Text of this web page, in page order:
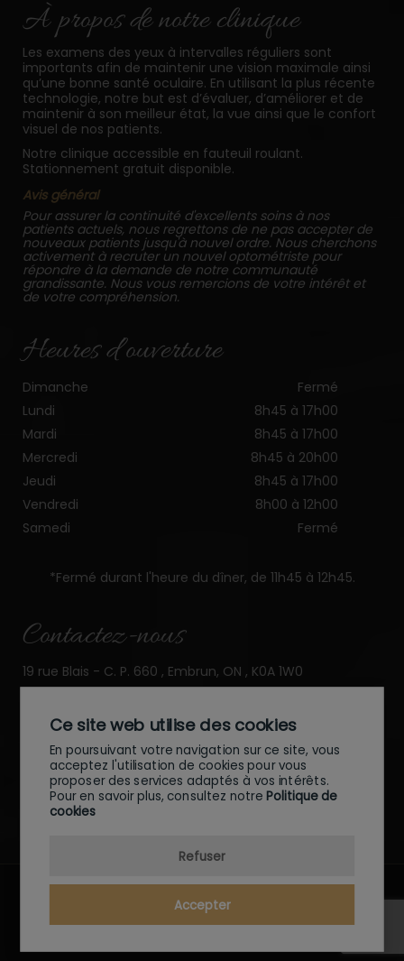
À propos de notre clinique
Les examens des yeux à intervalles réguliers sont
importants afin de maintenir une vision maximale ainsi
qu’une bonne santé oculaire. En utilisant la plus récente
technologie, notre but est d’évaluer, d’améliorer et de
maintenir à son meilleur état, la vue ainsi que le confort
visuel de nos patients.
Notre clinique accessible en fauteuil roulant.
Stationnement gratuit disponible.
Avis général
Pour assurer la continuité d'excellents soins à nos
patients actuels, nous regrettons de ne pas accepter de
nouveaux patients jusqu'à nouvel ordre. Nous cherchons
activement à recruter un nouvel optométriste pour
répondre à la demande de notre communauté
grandissante. Nous vous remercions de votre intérêt et
de votre compréhension.
Heures d’ouverture
Dimanche
Fermé
Lundi
8h45 à 17h00
Mardi
8h45 à 17h00
Mercredi
8h45 à 20h00
Jeudi
8h45 à 17h00
Vendredi
8h00 à 12h00
Samedi
Fermé
*Fermé durant l'heure du dîner, de 11h45 à 12h45.
Contactez-nous
19 rue Blais - C. P. 660 , Embrun, ON , K0A 1W0
Téléphone : 613 443-5550
Fax : 613 443-5576
Suivez-nous sur FacebookICI
© 2026 - Site fait par leGroupe SOI
CONDITIONS D'UTILISATION
POLITIQUE DE CONFIDENTIALITÉ
Ce site web utilise des cookies
En poursuivant votre navigation sur ce site, vous
acceptez l'utilisation de cookies pour vous
proposer des services adaptés à vos intérêts.
Pour en savoir plus, consultez notrePolitique de
cookies
Refuser
Accepter